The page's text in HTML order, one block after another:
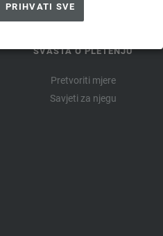
PRIHVATI SVE
SVAŠTA O PLETENJU
Pretvoriti mjere
Savjeti za njegu